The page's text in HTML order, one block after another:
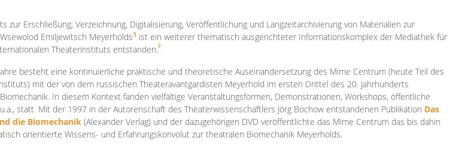
zur Erschließung, Verzeichnung, Digitalisierung, Veröffentlichung und Langzeitarchivierung von Materialien zur
Emiljewitsch Meyerholds1 ist ein weiterer thematisch ausgerichteter Informationskomplex der Mediathek für
Theaterinstituts entstanden.2
besteht eine kontinuierliche praktische und theoretische Auseinandersetzung des Mime Centrum (heute Teil des
mit der von dem russischen Theateravantgardisten Meyerhold im ersten Drittel des 20. Jahrhunderts
In diesem Kontext fanden vielfältige Veranstaltungsformen, Demonstrationen, Workshops, öffentliche
statt. Mit der 1997 in der Autorenschaft des Theaterwissenschaftlers Jörg Bochow entstandenen Publikation Das
die Biomechanik (Alexander Verlag) und der dazugehörigen DVD veröffentlichte das Mime Centrum das bis dahin
orientierte Wissens- und Erfahrungskonvolut zur theatralen Biomechanik Meyerholds.